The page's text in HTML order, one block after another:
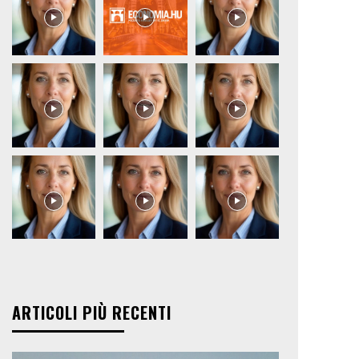
ARTICOLI PIÙ RECENTI